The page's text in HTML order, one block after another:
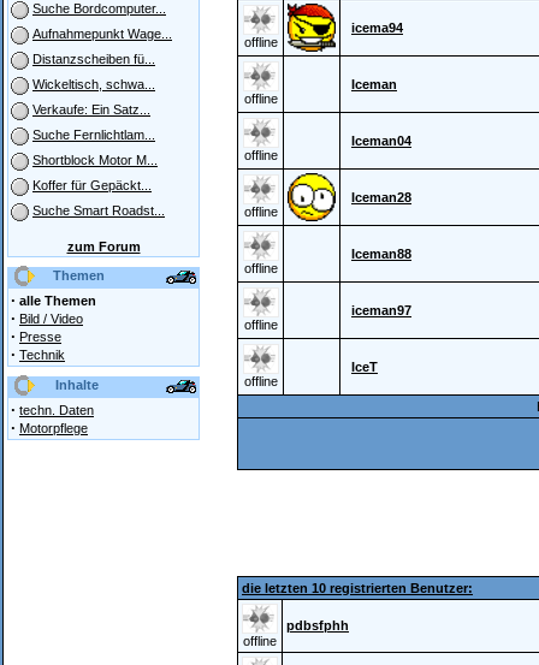
Suche Bordcomputer...
Aufnahmepunkt Wage...
Distanzscheiben fü...
Wickeltisch, schwa...
Verkaufe: Ein Satz...
Suche Fernlichtlam...
Shortblock Motor M...
Koffer für Gepäckt...
Suche Smart Roadst...
zum Forum
Themen
· alle Themen
· Bild / Video
· Presse
· Technik
Inhalte
· techn. Daten
· Motorpflege
offline
icema94
offline
Iceman
offline
Iceman04
offline
Iceman28
offline
Iceman88
offline
iceman97
offline
IceT
die letzten 10 registrierten Benutzer:
offline
pdbsfphh